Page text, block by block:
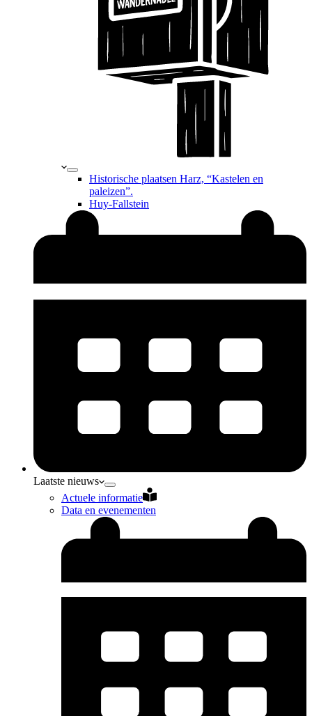
Historische plaatsen Harz, “Kastelen en
paleizen”.
Huy-Fallstein
Laatste nieuws
Actuele informatie
Data en evenementen